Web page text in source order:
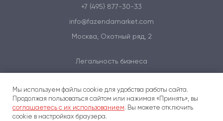
+7 (495) 877-30-33
info@fazendamarket.com
Москва, Охотный ряд, 2
Легальность бизнеса
Условия и соглашения
Мы используем файлы cookie для удобства работы сайта.
Продолжая пользоваться сайтом или нажимая «Принять», вы
соглашаетесь с их использованием. Вы можете отключить
cookie в настройках браузера.